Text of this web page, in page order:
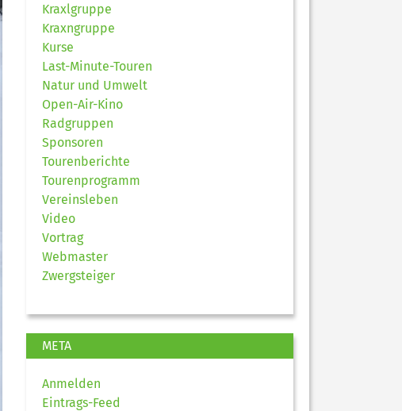
Kraxlgruppe
Kraxngruppe
Kurse
Last-Minute-Touren
Natur und Umwelt
Open-Air-Kino
Radgruppen
Sponsoren
Tourenberichte
Tourenprogramm
Vereinsleben
Video
Vortrag
Webmaster
Zwergsteiger
META
Anmelden
Eintrags-Feed